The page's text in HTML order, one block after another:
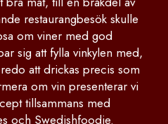
restaurangbesök skulle
om viner med god
sig att fylla vinkylen med,
att drickas precis som
om vin presenterar vi
tillsammans med
och Swedishfoodie.